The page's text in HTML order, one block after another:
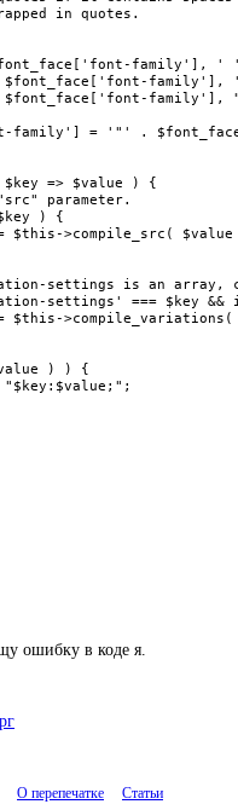
ошибку в коде я.
О перепечатке Статьи